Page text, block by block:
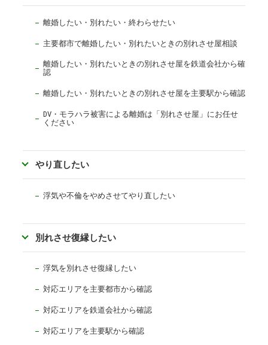
離婚したい・別れたい・終わらせたい
主要都市で離婚したい・別れたいときの別れさせ屋相談
離婚したい・別れたいときの別れさせ屋を鉄道会社から確
認
離婚したい・別れたいときの別れさせ屋を主要駅から確認
DV・モラハラ被害による離婚は「別れさせ屋」にお任せ
ください
やり直したい
浮気や不倫をやめさせてやり直したい
別れさせ復縁したい
浮気を別れさせ復縁したい
対応エリアを主要都市から確認
対応エリアを鉄道会社から確認
対応エリアを主要駅から確認